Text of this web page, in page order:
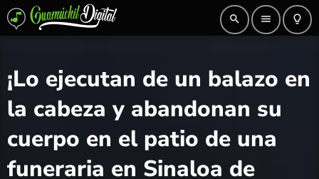
search menu lightbulb_outline
¡Lo ejecutan de un balazo en
la cabeza y abandonan su
cuerpo en el patio de una
funeraria en Sinaloa de